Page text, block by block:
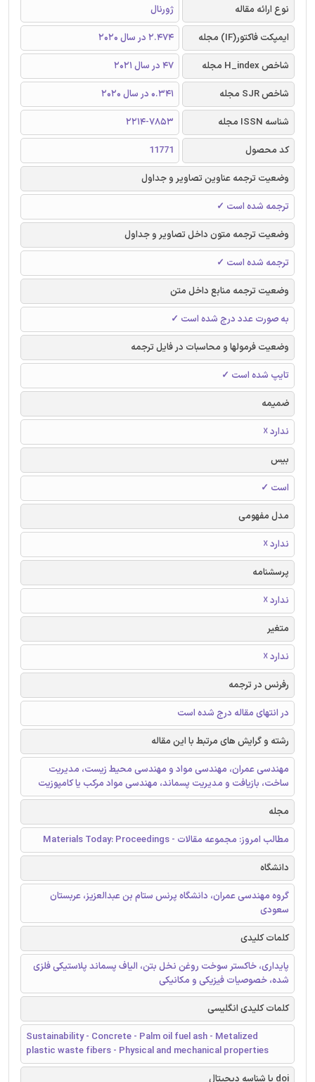
نوع ارائه مقاله
ژورنال
ایمپکت فاکتور(IF) مجله
2.474 در سال 2020
شاخص H_index مجله
47 در سال 2021
شاخص SJR مجله
0.341 در سال 2020
شناسه ISSN مجله
2214-7853
کد محصول
11771
وضعیت ترجمه عناوین تصاویر و جداول
ترجمه شده است ✓
وضعیت ترجمه متون داخل تصاویر و جداول
ترجمه شده است ✓
وضعیت ترجمه منابع داخل متن
به صورت عدد درج شده است ✓
وضعیت فرمولها و محاسبات در فایل ترجمه
تایپ شده است ✓
ضمیمه
ندارد ☓
بیس
است ✓
مدل مفهومی
ندارد ☓
پرسشنامه
ندارد ☓
متغیر
ندارد ☓
رفرنس در ترجمه
در انتهای مقاله درج شده است
رشته و گرایش های مرتبط با این مقاله
مهندسی عمران، مهندسی مواد و مهندسی محیط زیست، مدیریت
ساخت، بازیافت و مدیریت پسماند، مهندسی مواد مرکب یا کامپوزیت
مجله
مطالب امروز: مجموعه مقالات - Materials Today: Proceedings
دانشگاه
گروه مهندسی عمران، دانشگاه پرنس ستام بن عبدالعزیز، عربستان
سعودی
کلمات کلیدی
پایداری، خاکستر سوخت روغن نخل بتن، الیاف پسماند پلاستیکی فلزی
شده، خصوصیات فیزیکی و مکانیکی
کلمات کلیدی انگلیسی
Sustainability - Concrete - Palm oil fuel ash - Metalized
plastic waste fibers - Physical and mechanical properties
doi یا شناسه دیجیتال